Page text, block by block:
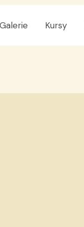
Galerie Kursy